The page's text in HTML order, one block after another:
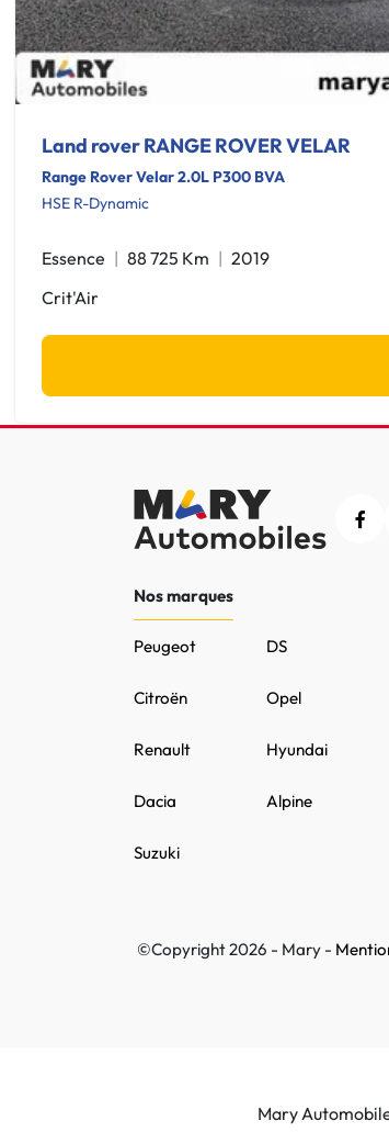
Land rover RANGE ROVER VELAR
Range Rover Velar 2.0L P300 BVA
HSE R-Dynamic
Essence 88 725 Km
2019
Crit'Air
Nos marques
Peugeot DS
Citroën Opel
Renault Hyundai
Dacia Alpine
Suzuki
©Copyright 2026 - Mary -
Mary